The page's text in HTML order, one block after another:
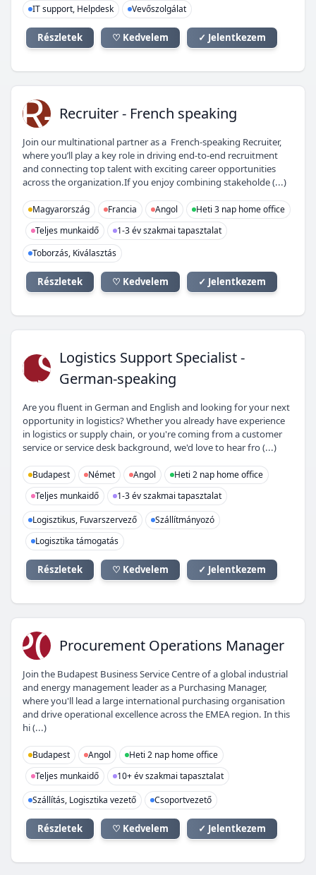
IT support, Helpdesk Vevőszolgálat
Részletek ♡ Kedvelem ✓ Jelentkezem
R- Recruiter - French speaking
Join our multinational partner as a French-speaking Recruiter,
where you’ll play a key role in driving end-to-end recruitment
and connecting top talent with exciting career opportunities
across the organization.If you enjoy combining stakeholde (...)
Magyarország Francia Angol
Heti 3 nap home office
Teljes munkaidő
1-3 év szakmai tapasztalat
Toborzás, Kiválasztás
Részletek ♡ Kedvelem ✓ Jelentkezem
LS Logistics Support Specialist -
German-speaking
Are you fluent in German and English and looking for your next
opportunity in logistics? Whether you already have experience
in logistics or supply chain, or you're coming from a customer
service or service desk background, we'd love to hear fro (...)
Budapest Német Angol
Heti 2 nap home office
Teljes munkaidő
1-3 év szakmai tapasztalat
Logisztikus, Fuvarszervező
Szállítmányozó
Logisztika támogatás
Részletek ♡ Kedvelem ✓ Jelentkezem
POProcurement Operations Manager
Join the Budapest Business Service Centre of a global industrial
and energy management leader as a Purchasing Manager,
where you'll lead a large international purchasing organisation
and drive operational excellence across the EMEA region. In this
hi (...)
Budapest Angol
Heti 2 nap home office
Teljes munkaidő
10+ év szakmai tapasztalat
Szállítás, Logisztika vezető
Csoportvezető
Részletek ♡ Kedvelem ✓ Jelentkezem